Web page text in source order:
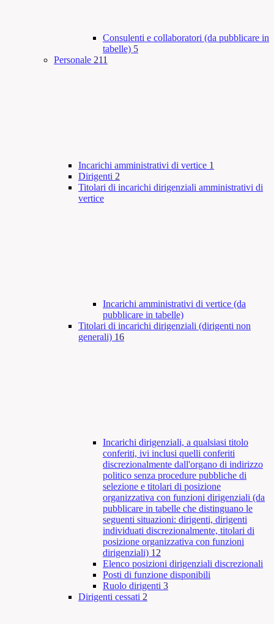
Consulenti e collaboratori (da pubblicare in
tabelle) 5
Personale 211
Incarichi amministrativi di vertice 1
Dirigenti 2
Titolari di incarichi dirigenziali amministrativi di
vertice
Incarichi amministrativi di vertice (da
pubblicare in tabelle)
Titolari di incarichi dirigenziali (dirigenti non
generali) 16
Incarichi dirigenziali, a qualsiasi titolo
conferiti, ivi inclusi quelli conferiti
discrezionalmente dall'organo di indirizzo
politico senza procedure pubbliche di
selezione e titolari di posizione
organizzativa con funzioni dirigenziali (da
pubblicare in tabelle che distinguano le
seguenti situazioni: dirigenti, dirigenti
individuati discrezionalmente, titolari di
posizione organizzativa con funzioni
dirigenziali) 12
Elenco posizioni dirigenziali discrezionali
Posti di funzione disponibili
Ruolo dirigenti 3
Dirigenti cessati 2